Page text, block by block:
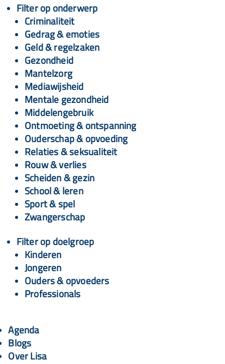
Filter op onderwerp
Criminaliteit
Gedrag & emoties
Geld & regelzaken
Gezondheid
Mantelzorg
Mediawijsheid
Mentale gezondheid
Middelengebruik
Ontmoeting & ontspanning
Ouderschap & opvoeding
Relaties & seksualiteit
Rouw & verlies
Scheiden & gezin
School & leren
Sport & spel
Zwangerschap
Filter op doelgroep
Kinderen
Jongeren
Ouders & opvoeders
Professionals
Agenda
Blogs
Over Lisa